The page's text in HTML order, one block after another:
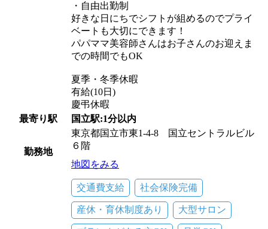
・自由出勤制
好きな日にちでシフトが組めるのでプライ
ベートも大切にできます！
パパママ美容師さんはお子さんのお迎えま
での時間でもOK
夏季・冬季休暇
有給(10日)
慶弔休暇
最寄り駅
国立駅:1分以内
勤務地
東京都国立市東1-4-8 国立セントラルビル
６階
地図をみる
交通費支給 社会保険完備
産休・育休制度あり 大型サロン